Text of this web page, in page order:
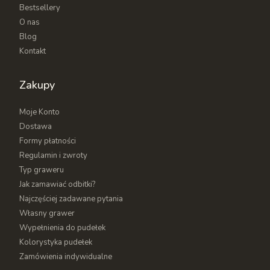
konfiguratora
Sklepu, aby zaprojektować unikatowy napis lub
grafikę.
Bestsellery
O nas
Blog
Kontakt
Zakupy
Moje Konto
Dostawa
Formy płatności
Regulamin i zwroty
Typ graweru
Jak zamawiać odbitki?
Najczęściej zadawane pytania
Własny grawer
Wypełnienia do pudełek
Kolorystyka pudełek
Zamówienia indywidualne